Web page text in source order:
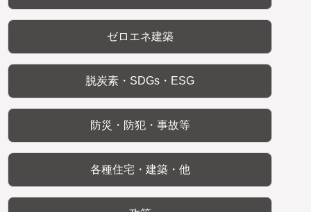
ゼロエネ建築
脱炭素・SDGs・ESG
防災・防犯・事故等
各種住宅・建築・他